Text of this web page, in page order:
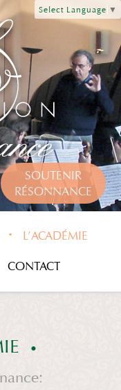
Select Language ▼
SOUTENIR
RÉSONNANCE
L’ACADÉMIE
CONTACT